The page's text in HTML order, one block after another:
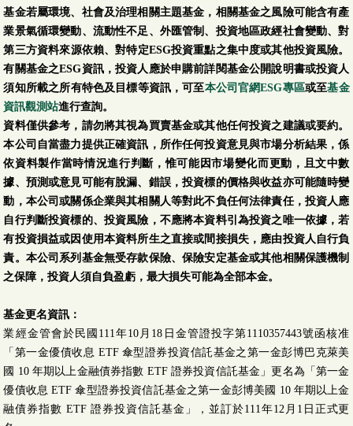
基金若屬環境、社會及治理相關主題基金，相關基金之風險可能含有產
業景氣循環變動、流動性不足、外匯管制、投資地區政經社會變動、對
第三方資料來源依賴、對特定ESG投資重點之集中度或其他投資風險。
有關基金之ESG資訊，投資人應於申購前詳閱基金公開說明書或投資人
須知所載之所有特色及目標等資訊，可至本公司官網ESG專區或至基金
資訊觀測站進行查詢。
資料僅供參考，請勿將其視為買賣基金或其他任何投資之建議或要約。
本公司自當盡力提供正確資訊，所作任何投資意見與市場分析結果，係
依資料製作當時情況進行判斷，惟可能因市場變化而更動，且文中數
據、預測或意見可能有脫漏、錯誤，投資標的價格與收益亦可能隨時變
動，本公司或關係企業與其相關人等對此不負任何法律責任，投資人應
自行判斷投資標的、投資風險，不應將本資料引為投資之唯一依據，若
有投資損益或因使用本資料所生之直接或間接損失，應由投資人自行負
責。本公司系列基金無受存款保險、保險安定基金或其他相關保護機制
之保障，投資人須自負盈虧，最大損失可能為全部本金。
基金更名資訊：
業經金管會於民國111年10月18日金管證投字第1110357443號函核准
「第一金優債收息 ETF 傘型證券投資信託基金之第一金彭博巴克萊美
國 10 年期以上金融債券指數 ETF 證券投資信託基金」更名為「第一金
優債收息 ETF 傘型證券投資信託基金之第一金彭博美國 10 年期以上金
融債券指數 ETF 證券投資信託基金」，並訂於111年12月1日正式更